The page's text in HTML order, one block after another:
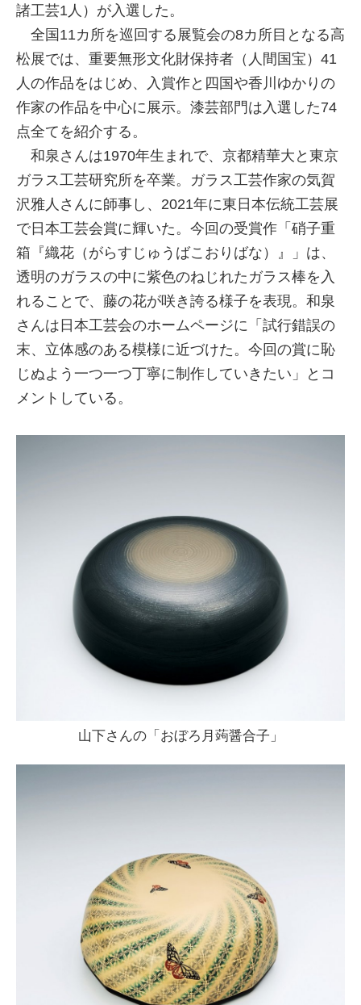
諸工芸1人）が入選した。
全国11カ所を巡回する展覧会の8カ所目となる高
松展では、重要無形文化財保持者（人間国宝）41
人の作品をはじめ、入賞作と四国や香川ゆかりの
作家の作品を中心に展示。漆芸部門は入選した74
点全てを紹介する。
和泉さんは1970年生まれで、京都精華大と東京
ガラス工芸研究所を卒業。ガラス工芸作家の気賀
沢雅人さんに師事し、2021年に東日本伝統工芸展
で日本工芸会賞に輝いた。今回の受賞作「硝子重
箱『織花（がらすじゅうばこおりばな）』」は、
透明のガラスの中に紫色のねじれたガラス棒を入
れることで、藤の花が咲き誇る様子を表現。和泉
さんは日本工芸会のホームページに「試行錯誤の
末、立体感のある模様に近づけた。今回の賞に恥
じぬよう一つ一つ丁寧に制作していきたい」とコ
メントしている。
山下さんの「おぼろ月蒟醤合子」